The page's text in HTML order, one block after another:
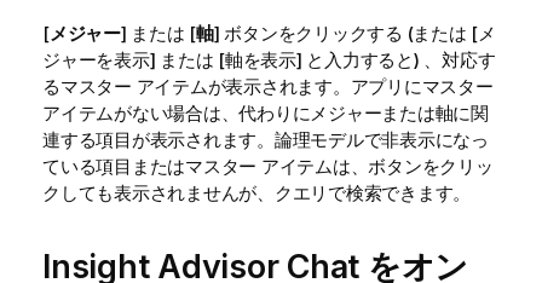
[メジャー] または [軸] ボタンをクリックする (または [メ
ジャーを表示] または [軸を表示] と入力すると) 、対応す
るマスター アイテムが表示されます。アプリにマスター
アイテムがない場合は、代わりにメジャーまたは軸に関
連する項目が表示されます。論理モデルで非表示になっ
ている項目またはマスター アイテムは、ボタンをクリッ
クしても表示されませんが、クエリで検索できます。
Insight Advisor Chat をオン